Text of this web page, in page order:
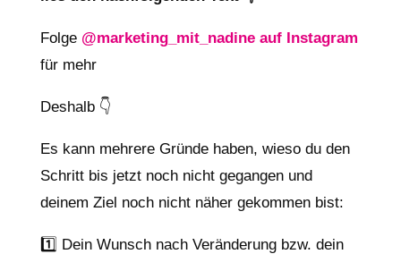
Folge @marketing_mit_nadine auf Instagram
für mehr
Deshalb 👇
Es kann mehrere Gründe haben, wieso du den
Schritt bis jetzt noch nicht gegangen und
deinem Ziel noch nicht näher gekommen bist:
1️⃣ Dein Wunsch nach Veränderung bzw. dein